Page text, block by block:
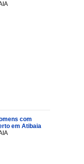
com
em Atibaia